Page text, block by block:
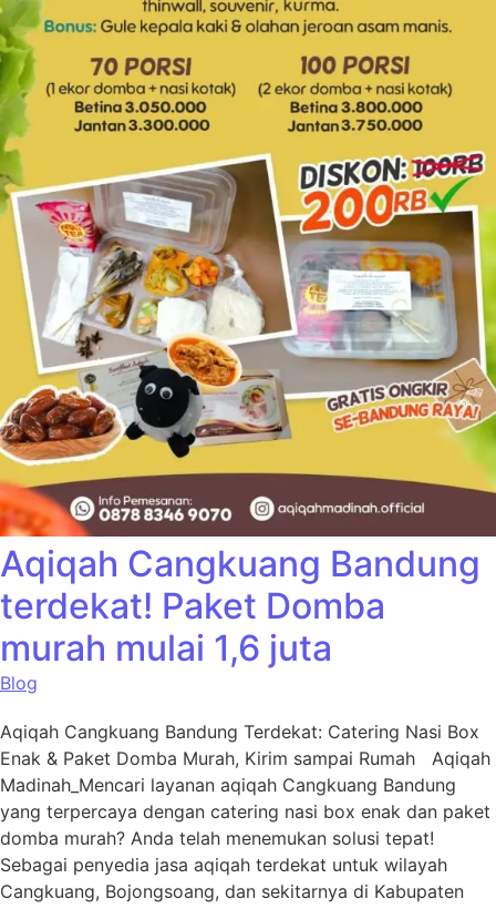
Aqiqah Cangkuang Bandung
terdekat! Paket Domba
murah mulai 1,6 juta
Blog
Aqiqah Cangkuang Bandung Terdekat: Catering Nasi Box
Enak & Paket Domba Murah, Kirim sampai Rumah Aqiqah
Madinah_Mencari layanan aqiqah Cangkuang Bandung
yang terpercaya dengan catering nasi box enak dan paket
domba murah? Anda telah menemukan solusi tepat!
Sebagai penyedia jasa aqiqah terdekat untuk wilayah
Cangkuang, Bojongsoang, dan sekitarnya di Kabupaten